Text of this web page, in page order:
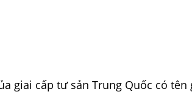
giai cấp tư sản Trung Quốc có tên